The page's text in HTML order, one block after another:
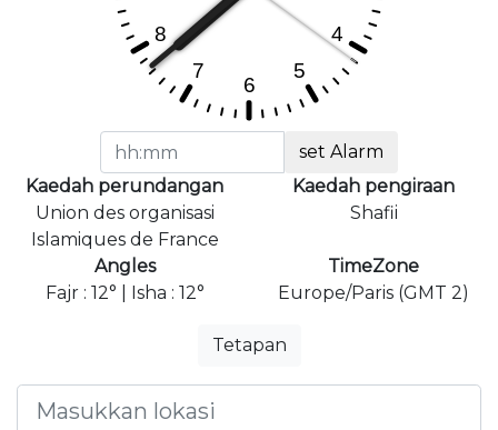
set Alarm
Kaedah perundangan
Union des organisasi
Islamiques de France
Kaedah pengiraan
Shafii
Angles
Fajr : 12° | Isha : 12°
TimeZone
Europe/Paris (GMT 2)
Tetapan